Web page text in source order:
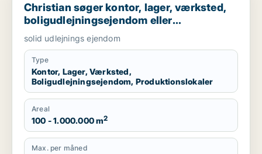
Christian søger kontor, lager, værksted,
boligudlejningsejendom eller
produktionslokaler til salg i Nordsjælland,
Roskilde eller Holbæk
solid udlejnings ejendom
Type
Kontor, Lager, Værksted,
Boligudlejningsejendom, Produktionslokaler
Areal
100 - 1.000.000 m2
Max. per måned